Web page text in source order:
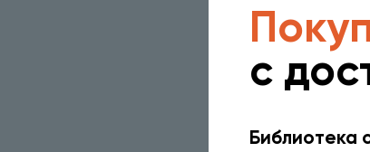
с
Библиотека